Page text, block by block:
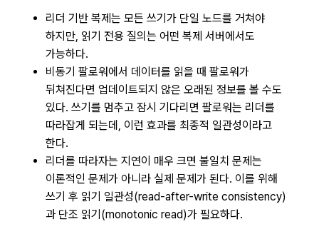
리더 기반 복제는 모든 쓰기가 단일 노드를 거쳐야
하지만, 읽기 전용 질의는 어떤 복제 서버에서도
가능하다.
비동기 팔로워에서 데이터를 읽을 때 팔로워가
뒤쳐진다면 업데이트되지 않은 오래된 정보를 볼 수도
있다. 쓰기를 멈추고 잠시 기다리면 팔로워는 리더를
따라잡게 되는데, 이런 효과를 최종적 일관성이라고
한다.
리더를 따라자는 지연이 매우 크면 불일치 문제는
이론적인 문제가 아니라 실제 문제가 된다. 이를 위해
쓰기 후 읽기 일관성(read-after-write consistency)
과 단조 읽기(monotonic read)가 필요하다.